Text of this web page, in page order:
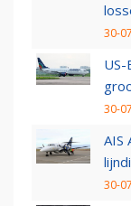
30-
30-
AIS
30-